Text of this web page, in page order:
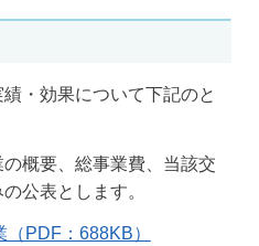
・効果について下記のと
概要、総事業費、当該交
公表とします。
PDF：688KB）